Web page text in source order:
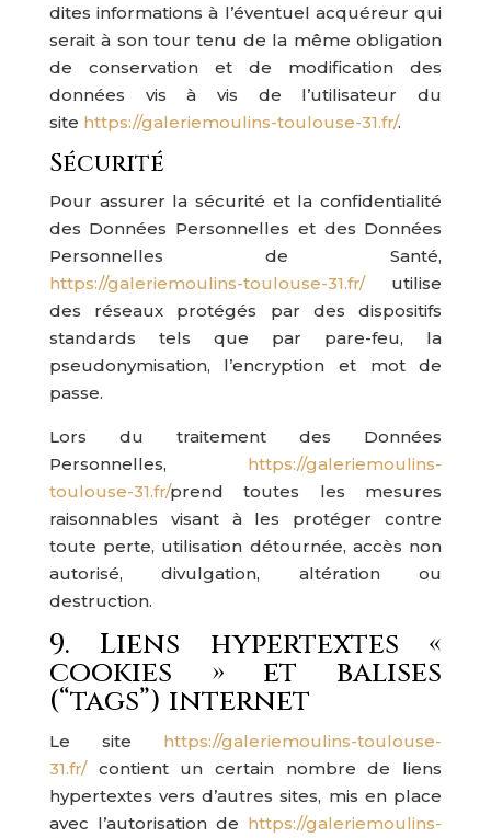
dites informations à l’éventuel acquéreur qui
serait à son tour tenu de la même obligation
de conservation et de modification des
données vis à vis de l’utilisateur du
site https://galeriemoulins-toulouse-31.fr/.
Sécurité
Pour assurer la sécurité et la confidentialité
des Données Personnelles et des Données
Personnelles de Santé,
https://galeriemoulins-toulouse-31.fr/utilise
des réseaux protégés par des dispositifs
standards tels que par pare-feu, la
pseudonymisation, l’encryption et mot de
passe.
Lors du traitement des Données
Personnelles, https://galeriemoulins-
toulouse-31.fr/prend toutes les mesures
raisonnables visant à les protéger contre
toute perte, utilisation détournée, accès non
autorisé, divulgation, altération ou
destruction.
9. Liens hypertextes «
cookies » et balises
(“tags”) internet
Le site https://galeriemoulins-toulouse-
31.fr/contient un certain nombre de liens
hypertextes vers d’autres sites, mis en place
avec l’autorisation de https://galeriemoulins-